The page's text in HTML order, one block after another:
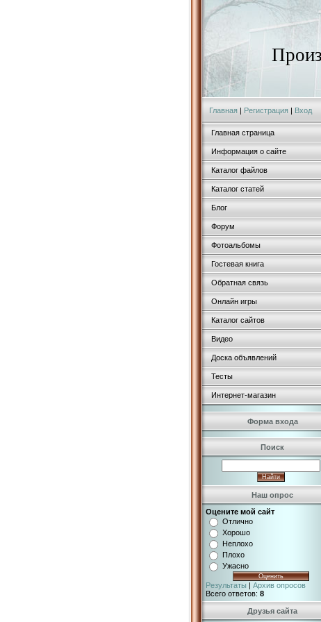
Главная | Регистрация | Вход
Главная страница
Информация о сайте
Каталог файлов
Каталог статей
Блог
Форум
Фотоальбомы
Гостевая книга
Обратная связь
Онлайн игры
Каталог сайтов
Видео
Доска объявлений
Тесты
Интернет-магазин
Форма входа
Поиск
Наш опрос
Оцените мой сайт
Отлично
Хорошо
Неплохо
Плохо
Ужасно
Результаты | Архив опросов
Всего ответов: 8
Друзья сайта